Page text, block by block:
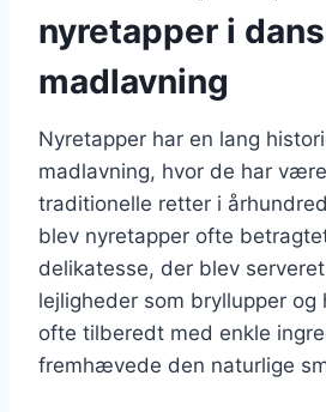
nyretapper i
madlavning
Nyretapper har en lang
madlavning, hvor de har
traditionelle retter i
blev nyretapper ofte
delikatesse, der blev
lejligheder som bryllupper og
ofte tilberedt med enkle
fremhævede den naturlige